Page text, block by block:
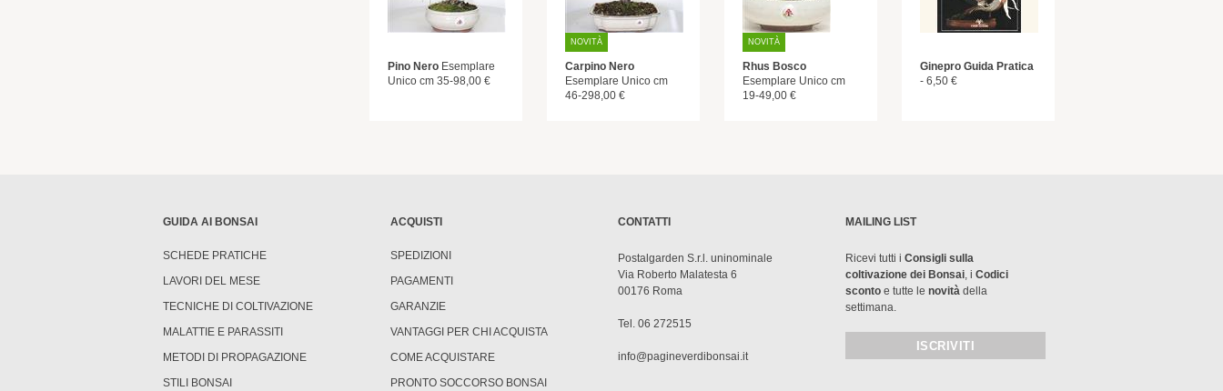
Pino Nero Esemplare
Unico cm 35-98,00 €
NOVITÀ
Carpino Nero
Esemplare Unico cm
46-298,00 €
NOVITÀ
Rhus Bosco
Esemplare Unico cm
19-49,00 €
Ginepro Guida Pratica
- 6,50 €
GUIDA AI BONSAI
SCHEDE PRATICHE
LAVORI DEL MESE
TECNICHE DI COLTIVAZIONE
MALATTIE E PARASSITI
METODI DI PROPAGAZIONE
STILI BONSAI
ACQUISTI
SPEDIZIONI
PAGAMENTI
GARANZIE
VANTAGGI PER CHI ACQUISTA
COME ACQUISTARE
PRONTO SOCCORSO BONSAI
CONTATTI
Postalgarden S.r.l. uninominale
Via Roberto Malatesta 6
00176 Roma
Tel. 06 272515
info@pagineverdibonsai.it
MAILING LIST
Ricevi tutti i Consigli sulla
coltivazione dei Bonsai, i Codici
sconto e tutte le novità della
settimana.